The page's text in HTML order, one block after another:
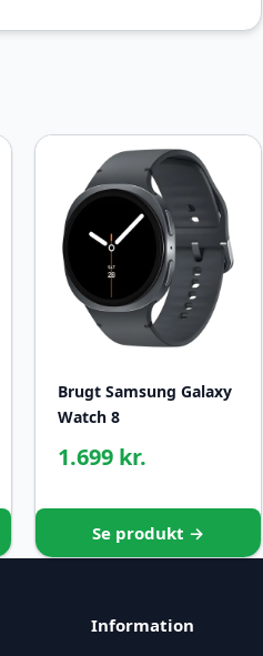
Brugt Samsung Galaxy
Watch 8
1.699 kr.
Se produkt →
Information